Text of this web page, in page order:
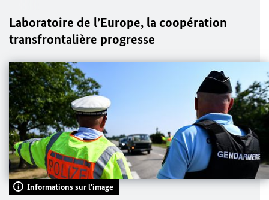
Laboratoire de l’Europe, la coopération
transfrontalière progresse
Informations sur l'image